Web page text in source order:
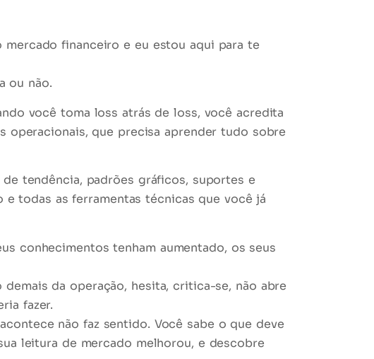
financeiro e eu estou aqui para te
ou não.
você toma loss atrás de loss, você acredita
operacionais, que precisa aprender tudo sobre
tendência, padrões gráficos, suportes e
todas as ferramentas técnicas que você já
conhecimentos tenham aumentado, os seus
da operação, hesita, critica-se, não abre
fazer.
não faz sentido. Você sabe o que deve
leitura de mercado melhorou, e descobre